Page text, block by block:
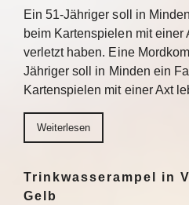
Ein 51-Jähriger soll in
beim Kartenspielen mit einer
verletzt haben. Eine
Jähriger soll in Minden ein
Kartenspielen mit einer Axt
Weiterlesen
Trinkwasserampel in
Gelb